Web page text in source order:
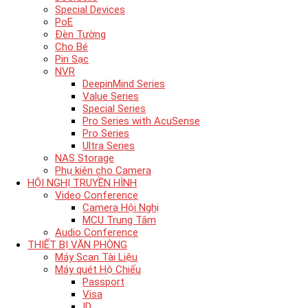
Special Devices
PoE
Đèn Tường
Cho Bé
Pin Sạc
NVR
DeepinMind Series
Value Series
Special Series
Pro Series with AcuSense
Pro Series
Ultra Series
NAS Storage
Phụ kiên cho Camera
HỘI NGHỊ TRUYỀN HÌNH
Video Conference
Camera Hội Nghị
MCU Trung Tâm
Audio Conference
THIẾT BỊ VĂN PHÒNG
Máy Scan Tài Liệu
Máy quét Hộ Chiếu
Passport
Visa